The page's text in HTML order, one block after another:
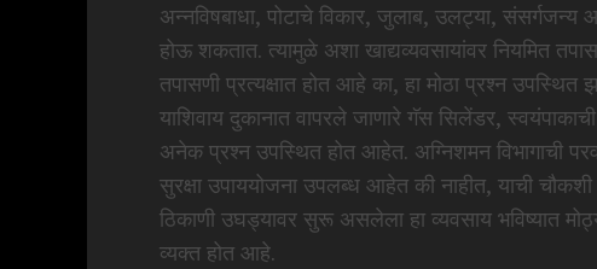
अन्नविषबाधा, पोटाचे विकार, जुलाब, उलट्या, संसर्गजन्य
होऊ शकतात. त्यामुळे अशा खाद्यव्यवसायांवर नियमित
तपासणी प्रत्यक्षात होत आहे का, हा मोठा प्रश्न उपस्थित
याशिवाय दुकानात वापरले जाणारे गॅस सिलेंडर,
अनेक प्रश्न उपस्थित होत आहेत. अग्निशमन विभागाची
सुरक्षा उपाययोजना उपलब्ध आहेत की नाहीत, याची चौकशी
ठिकाणी उघड्यावर सुरू असलेला हा व्यवसाय भविष्यात
व्यक्त होत आहे.